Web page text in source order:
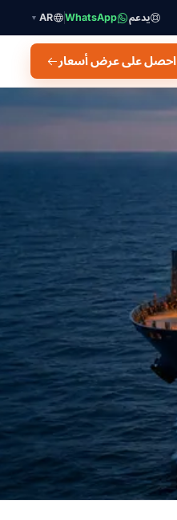
يدعم WhatsApp
AR
▼
احصل على عرض أسعار